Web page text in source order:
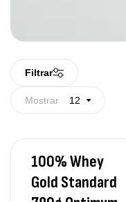
Filtrar
Mostrar 12
100% Whey
Gold Standard